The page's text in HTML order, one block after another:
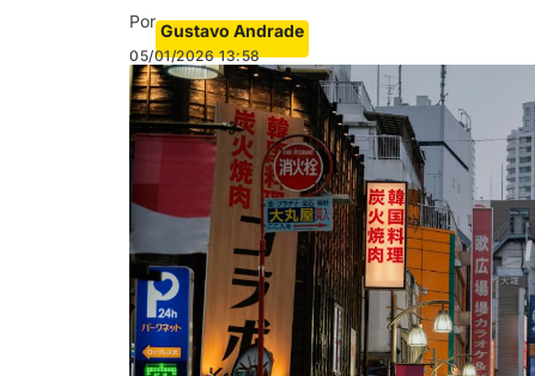
Por Gustavo Andrade
05/01/2026 13:58